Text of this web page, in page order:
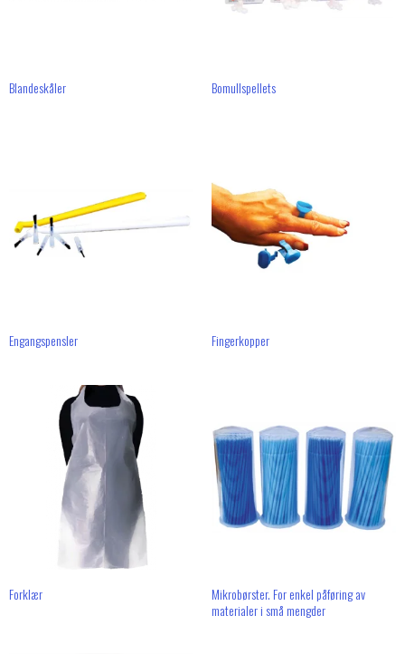
Blandeskåler Bomullspellets
Engangspensler Fingerkopper
Forklær
Mikrobørster. For enkel påføring av
materialer i små mengder